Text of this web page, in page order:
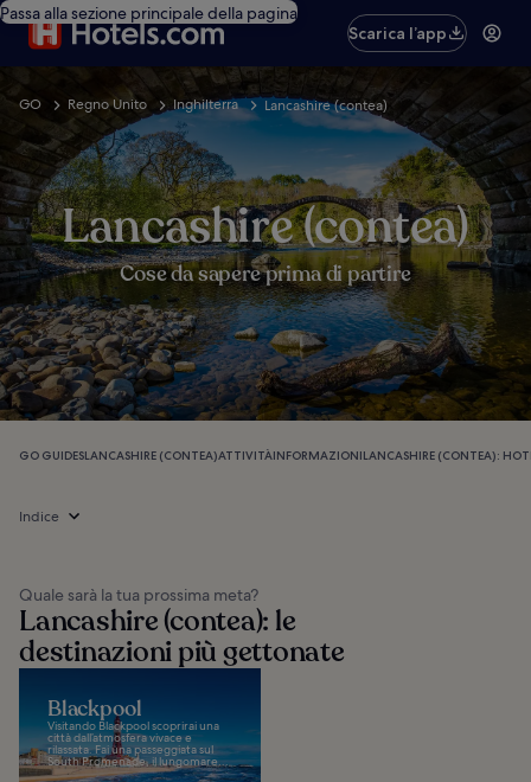
Passa alla sezione principale della pagina
Scarica l’app
GO Regno Unito Inghilterra Lancashire (contea)
Lancashire (contea)
Cose da sapere prima di partire
GO GUIDESLANCASHIRE (CONTEA)ATTIVITÀINFORMAZIONILANCASHIRE (CONTEA):
Indice
Quale sarà la tua prossima meta?
Lancashire (contea): le
destinazioni più gettonate
Blackpool
Visitando Blackpool scoprirai una
città dall’atmosfera vivace e
rilassata. Fai una passeggiata sul
South Promenade, il lungomare...